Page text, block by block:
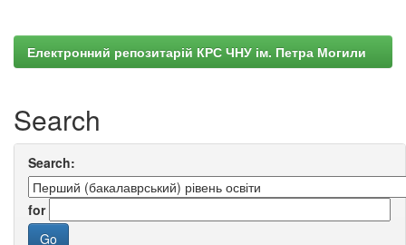
Електронний репозитарій КРС ЧНУ ім. Петра Могили
Search
Search:
for